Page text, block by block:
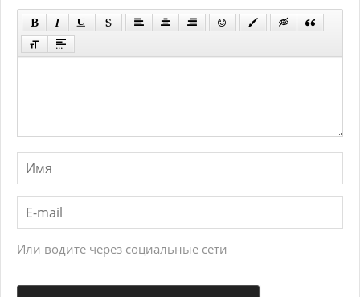
Или водите через социальные сети